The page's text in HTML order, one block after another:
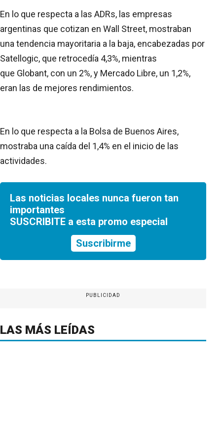
En lo que respecta a las ADRs, las empresas
argentinas que cotizan en Wall Street, mostraban
una tendencia mayoritaria a la baja, encabezadas por
Satellogic, que retrocedía 4,3%, mientras
que Globant, con un 2%, y Mercado Libre, un 1,2%,
eran las de mejores rendimientos.
En lo que respecta a la Bolsa de Buenos Aires,
mostraba una caída del 1,4% en el inicio de las
actividades.
Las noticias locales nunca fueron tan
importantes
SUSCRIBITE a esta promo especial
Suscribirme
PUBLICIDAD
LAS MÁS LEÍDAS